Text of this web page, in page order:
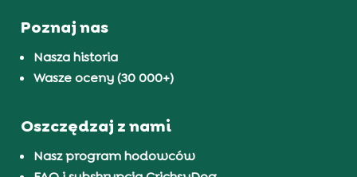
Poznaj nas
Nasza historia
Wasze oceny (30 000+)
Oszczędzaj z nami
Nasz program hodowców